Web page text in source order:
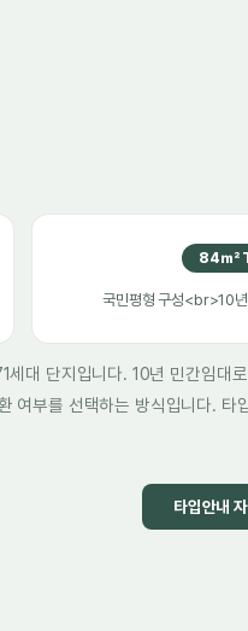
84㎡
국민평형 구성<br>10
대 단지입니다. 10년 민간임대
여부를 선택하는 방식입니다. 타
타입안내